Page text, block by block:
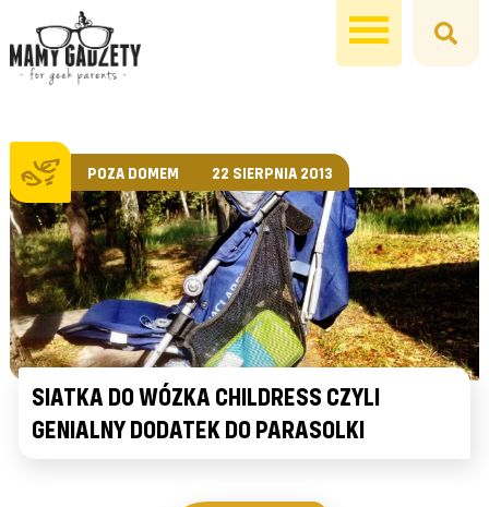
POZA DOMEM 22 SIERPNIA 2013
SIATKA DO WÓZKA CHILDRESS CZYLI
GENIALNY DODATEK DO PARASOLKI